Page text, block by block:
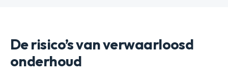
De risico’s van verwaarloosd
onderhoud